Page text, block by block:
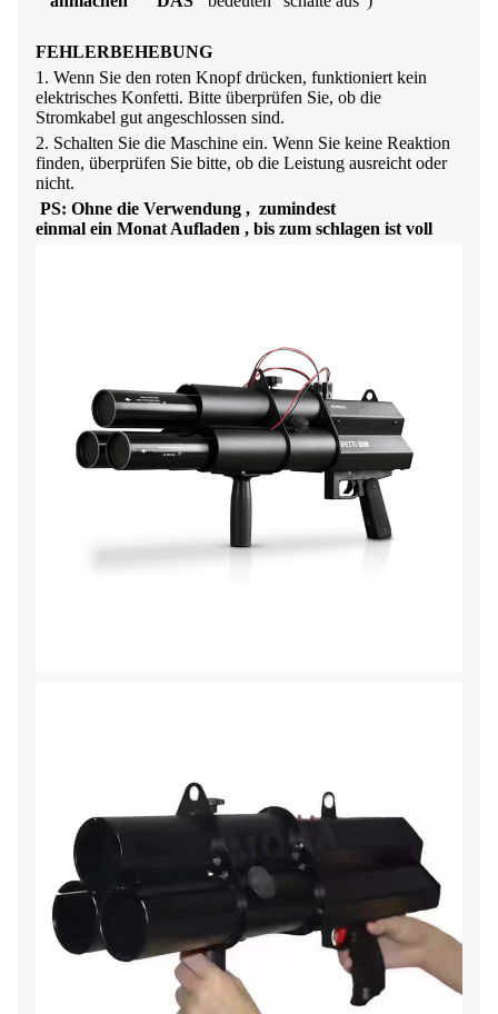
FEHLERBEHEBUNG
1. Wenn Sie den roten Knopf drücken, funktioniert kein
elektrisches Konfetti. Bitte überprüfen Sie, ob die
Stromkabel gut angeschlossen sind.
2. Schalten Sie die Maschine ein. Wenn Sie keine Reaktion
finden, überprüfen Sie bitte, ob die Leistung ausreicht oder
nicht.
PS: Ohne die Verwendung , zumindest
einmal ein Monat Aufladen , bis zum schlagen ist voll